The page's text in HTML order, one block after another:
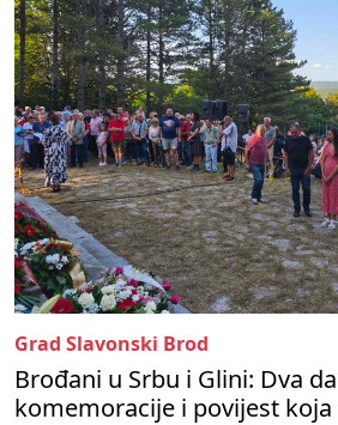
Grad Slavonski Brod
Brođani u Srbu i Glini: Dva
komemoracije i povijest